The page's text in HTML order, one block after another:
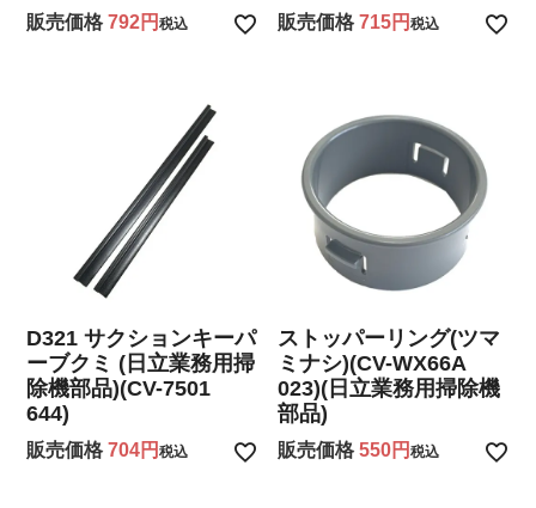
販売価格 792 税込 販売価格 715 税込
D321 サクションキーパ
ーブクミ (日立業務用掃
除機部品)(CV-7501
644)
販売価格 704 税込
ストッパーリング(ツマ
ミナシ)(CV-WX66A
023)(日立業務用掃除機
部品)
販売価格 550 税込